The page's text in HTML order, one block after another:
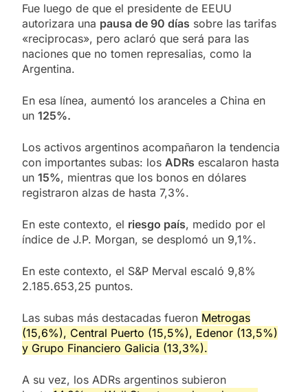
Fue luego de que el presidente de EEUU
autorizara una pausa de 90 días sobre las tarifas
«reciprocas», pero aclaró que será para las
naciones que no tomen represalias, como la
Argentina.
En esa línea, aumentó los aranceles a China en
un 125%.
Los activos argentinos acompañaron la tendencia
con importantes subas: los ADRs escalaron hasta
un 15%, mientras que los bonos en dólares
registraron alzas de hasta 7,3%.
En este contexto, el riesgo país, medido por el
índice de J.P. Morgan, se desplomó un 9,1%.
En este contexto, el S&P Merval escaló 9,8%
2.185.653,25 puntos.
Las subas más destacadas fueron Metrogas
(15,6%), Central Puerto (15,5%), Edenor (13,5%)
y Grupo Financiero Galicia (13,3%).
A su vez, los ADRs argentinos subieron